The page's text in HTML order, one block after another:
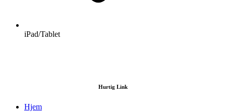
iPad/Tablet
Hurtig Link
Hjem